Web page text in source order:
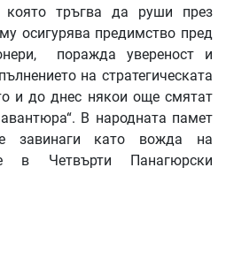
която тръгва да руши през
осигурява предимство пред
поражда увереност и
на стратегическата
и до днес някои още смятат
В народната памет
завинаги като вожда на
в Четвърти Панагюрски